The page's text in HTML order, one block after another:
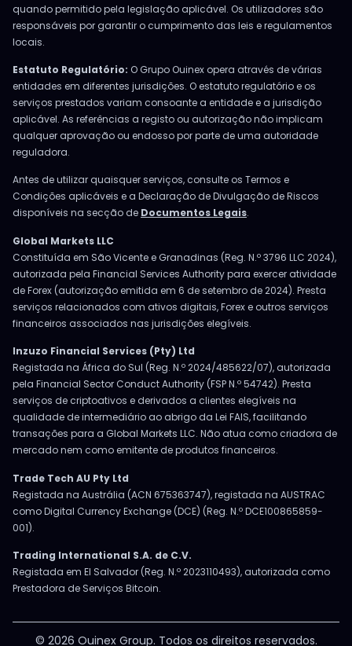
quando permitido pela legislação aplicável. Os utilizadores são
responsáveis por garantir o cumprimento das leis e regulamentos
locais.
Estatuto Regulatório: O Grupo Ouinex opera através de várias
entidades em diferentes jurisdições. O estatuto regulatório e os
serviços prestados variam consoante a entidade e a jurisdição
aplicável. As referências a registo ou autorização não implicam
qualquer aprovação ou endosso por parte de uma autoridade
reguladora.
Antes de utilizar quaisquer serviços, consulte os Termos e
Condições aplicáveis e a Declaração de Divulgação de Riscos
disponíveis na secção de Documentos Legais.
Global Markets LLC
Constituída em São Vicente e Granadinas (Reg. N.º 3796 LLC 2024),
autorizada pela Financial Services Authority para exercer atividade
de Forex (autorização emitida em 6 de setembro de 2024). Presta
serviços relacionados com ativos digitais, Forex e outros serviços
financeiros associados nas jurisdições elegíveis.
Inzuzo Financial Services (Pty) Ltd
Registada na África do Sul (Reg. N.º 2024/485622/07), autorizada
pela Financial Sector Conduct Authority (FSP N.º 54742). Presta
serviços de criptoativos e derivados a clientes elegíveis na
qualidade de intermediário ao abrigo da Lei FAIS, facilitando
transações para a Global Markets LLC. Não atua como criadora de
mercado nem como emitente de produtos financeiros.
Trade Tech AU Pty Ltd
Registada na Austrália (ACN 675363747), registada na AUSTRAC
como Digital Currency Exchange (DCE) (Reg. N.º DCE100865859-
001).
Trading International S.A. de C.V.
Registada em El Salvador (Reg. N.º 2023110493), autorizada como
Prestadora de Serviços Bitcoin.
© 2026 Ouinex Group. Todos os direitos reservados.